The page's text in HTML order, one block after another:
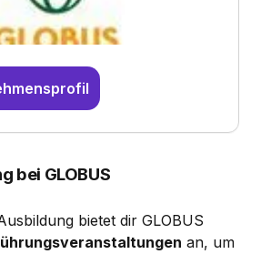
bei GLOBUS
bietet dir GLOBUS
an, um